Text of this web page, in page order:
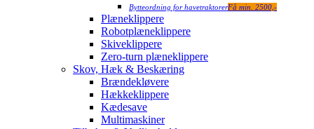
Bytteordning for havetraktorerFå min. 2500,-
Plæneklippere
Robotplæneklippere
Skiveklippere
Zero-turn plæneklippere
Skov, Hæk & Beskæring
Brændekløvere
Hækkeklippere
Kædesave
Multimaskiner